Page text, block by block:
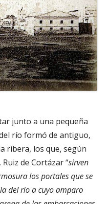
junto a una pequeña
río formó de antiguo,
ribera, los que, según
de Cortázar “sirven
los portales que se
del río a cuyo amparo